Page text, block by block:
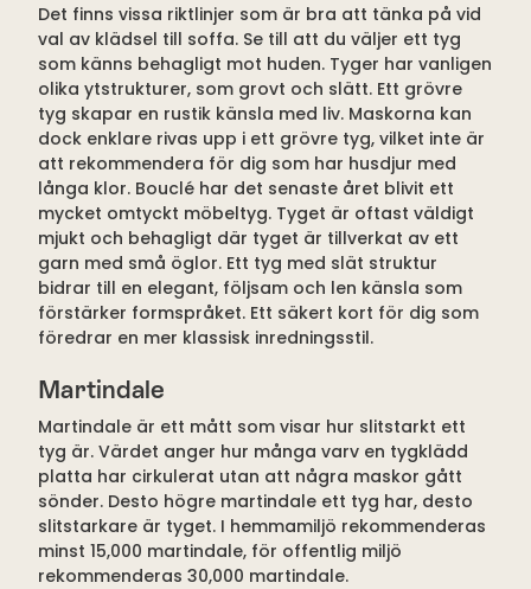
Det finns vissa riktlinjer som är bra att tänka på vid
val av klädsel till soffa. Se till att du väljer ett tyg
som känns behagligt mot huden. Tyger har vanligen
olika ytstrukturer, som grovt och slätt. Ett grövre
tyg skapar en rustik känsla med liv. Maskorna kan
dock enklare rivas upp i ett grövre tyg, vilket inte är
att rekommendera för dig som har husdjur med
långa klor. Bouclé har det senaste året blivit ett
mycket omtyckt möbeltyg. Tyget är oftast väldigt
mjukt och behagligt där tyget är tillverkat av ett
garn med små öglor. Ett tyg med slät struktur
bidrar till en elegant, följsam och len känsla som
förstärker formspråket. Ett säkert kort för dig som
föredrar en mer klassisk inredningsstil.
Martindale
Martindale är ett mått som visar hur slitstarkt ett
tyg är. Värdet anger hur många varv en tygklädd
platta har cirkulerat utan att några maskor gått
sönder. Desto högre martindale ett tyg har, desto
slitstarkare är tyget. I hemmamiljö rekommenderas
minst 15,000 martindale, för offentlig miljö
rekommenderas 30,000 martindale.